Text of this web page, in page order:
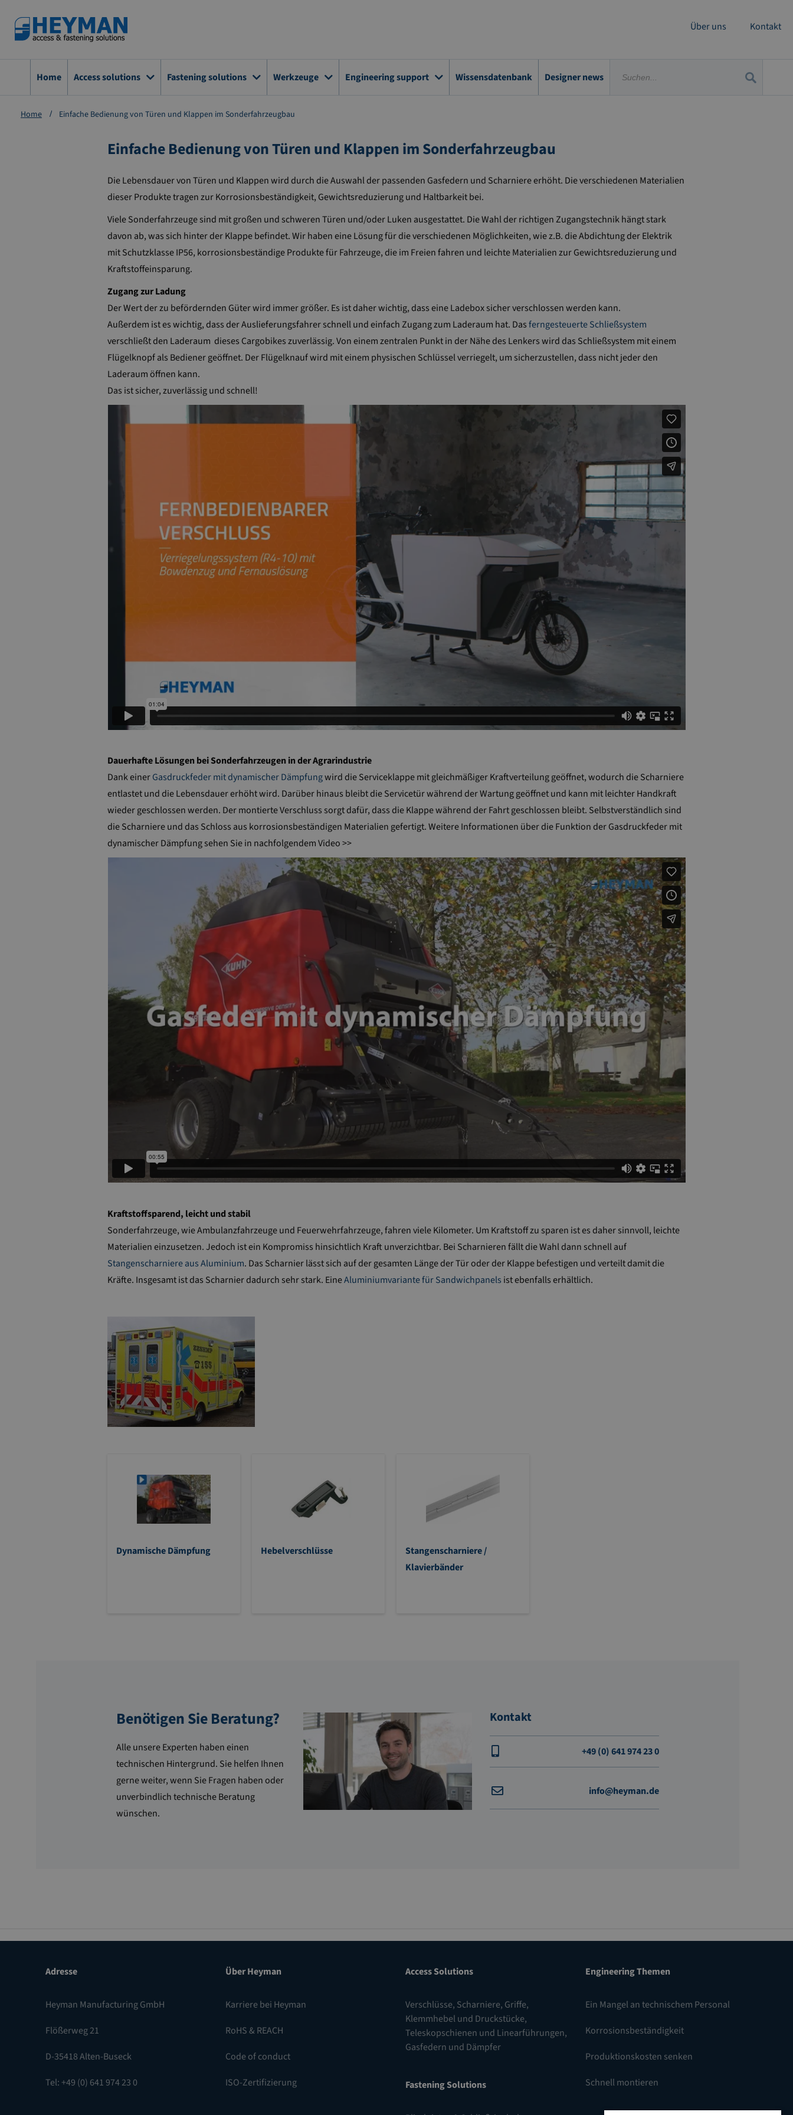
Zum
springen
Über uns Kontakt
Home Access solutions Fastening solutions Werkzeuge Engineering support Wissensdatenbank Designer news
Home Einfache Bedienung von Türen und Klappen im Sonderfahrzeugbau
Einfache Bedienung von Türen und Klappen im Sonderfahrzeugbau
Die Lebensdauer von Türen und Klappen wird durch die Auswahl der passenden Gasfedern und Scharniere erhöht. Die verschiedenen Materialien
dieser Produkte tragen zur Korrosionsbeständigkeit, Gewichtsreduzierung und Haltbarkeit bei.
Viele Sonderfahrzeuge sind mit großen und schweren Türen und/oder Luken ausgestattet. Die Wahl der richtigen Zugangstechnik hängt stark
davon ab, was sich hinter der Klappe befindet. Wir haben eine Lösung für die verschiedenen Möglichkeiten, wie z.B. die Abdichtung der Elektrik
mit Schutzklasse IP56, korrosionsbeständige Produkte für Fahrzeuge, die im Freien fahren und leichte Materialien zur Gewichtsreduzierung und
Kraftstoffeinsparung.
Zugang zur Ladung
Der Wert der zu befördernden Güter wird immer größer. Es ist daher wichtig, dass eine Ladebox sicher verschlossen werden kann.
Außerdem ist es wichtig, dass der Auslieferungsfahrer schnell und einfach Zugang zum Laderaum hat. Dasferngesteuerte Schließsystem
verschließt den Laderaum dieses Cargobikes zuverlässig. Von einem zentralen Punkt in der Nähe des Lenkers wird das Schließsystem mit einem
Flügelknopf als Bediener geöffnet. Der Flügelknauf wird mit einem physischen Schlüssel verriegelt, um sicherzustellen, dass nicht jeder den
Laderaum öffnen kann.
Das ist sicher, zuverlässig und schnell!
Dauerhafte Lösungen bei Sonderfahrzeugen in der Agrarindustrie
Dank einerGasdruckfeder mit dynamischer Dämpfungwird die Serviceklappe mit gleichmäßiger Kraftverteilung geöffnet, wodurch die Scharniere
entlastet und die Lebensdauer erhöht wird. Darüber hinaus bleibt die Servicetür während der Wartung geöffnet und kann mit leichter Handkraft
wieder geschlossen werden. Der montierte Verschluss sorgt dafür, dass die Klappe während der Fahrt geschlossen bleibt. Selbstverständlich sind
die Scharniere und das Schloss aus korrosionsbeständigen Materialien gefertigt. Weitere Informationen über die Funktion der Gasdruckfeder mit
dynamischer Dämpfung sehen Sie in nachfolgendem Video >>
Kraftstoffsparend, leicht und stabil
Sonderfahrzeuge, wie Ambulanzfahrzeuge und Feuerwehrfahrzeuge, fahren viele Kilometer. Um Kraftstoff zu sparen ist es daher sinnvoll, leichte
Materialien einzusetzen. Jedoch ist ein Kompromiss hinsichtlich Kraft unverzichtbar. Bei Scharnieren fällt die Wahl dann schnell auf
Stangenscharniere aus Aluminium. Das Scharnier lässt sich auf der gesamten Länge der Tür oder der Klappe befestigen und verteilt damit die
Kräfte. Insgesamt ist das Scharnier dadurch sehr stark. EineAluminiumvariante für Sandwichpanels ist ebenfalls erhältlich.
Dynamische Dämpfung Hebelverschlüsse
Stangenscharniere /
Klavierbänder
Benötigen Sie Beratung?
Alle unsere Experten haben einen
technischen Hintergrund. Sie helfen Ihnen
gerne weiter, wenn Sie Fragen haben oder
unverbindlich technische Beratung
wünschen.
Kontakt
+49 (0) 641 974 23 0
info@heyman.de
Adresse
Heyman Manufacturing GmbH
Flößerweg 21
D-35418 Alten-Buseck
Tel: +49 (0) 641 974 23 0
Über Heyman
Karriere bei Heyman
RoHS & REACH
Code of conduct
ISO-Zertifizierung
Access Solutions
Verschlüsse, Scharniere, Griffe,
Klemmhebel und Druckstücke,
Teleskopschienen und Linearführungen,
Gasfedern und Dämpfer
Fastening Solutions
Engineering Themen
Ein Mangel an technischem Personal
Korrosionsbeständigkeit
Produktionskosten senken
Schnell montieren